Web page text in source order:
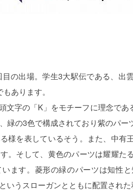
の出場。学生3大駅伝である、出
あります。
文字の「K」をモチーフに理念で
緑の3色で構成されており紫のパ
様を表しているそう。また、中有
。そして、黄色のパーツは耀耀た
ます。菱形の緑のパーツは知性
いうスローガンとともに配置され